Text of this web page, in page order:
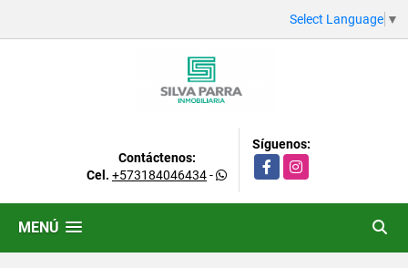
Select Language ▼
Contáctenos:
Cel. +573184046434-
Síguenos:
FacebookInstagram
MENÚ